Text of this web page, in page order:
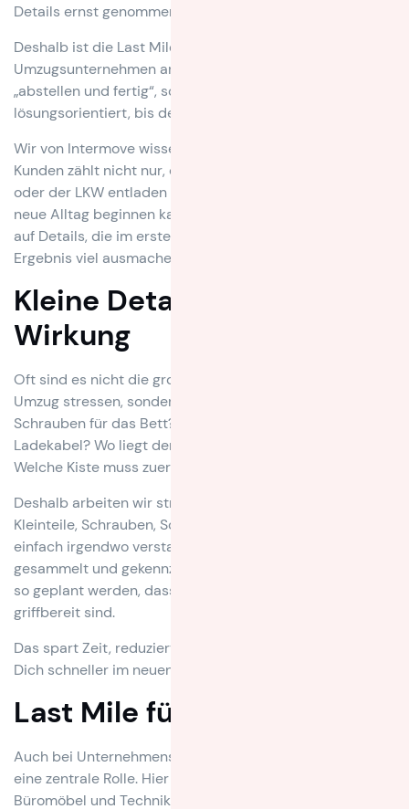
Details ernst genommen werden.
Deshalb ist die Last Mile eine Vertrauensfrage. Ein gutes
Umzugsunternehmen arbeitet nicht nach dem Prinzip
„abstellen und fertig“, sondern bleibt so lange
lösungsorientiert, bis der Umzug wirklich funktioniert.
Wir von Intermove wissen: Für unsere Kundinnen und
Kunden zählt nicht nur, dass der Container ankommt
oder der LKW entladen wird. Entscheidend ist, dass der
neue Alltag beginnen kann. Genau deshalb achten wir
auf Details, die im ersten Moment klein wirken, aber im
Ergebnis viel ausmachen.
Kleine Details mit großer
Wirkung
Oft sind es nicht die großen Themen, die nach dem
Umzug stressen, sondern die kleinen. Wo sind die
Schrauben für das Bett? In welchem Karton ist das
Ladekabel? Wo liegt der Schlüssel für den Schrank?
Welche Kiste muss zuerst geöffnet werden?
Deshalb arbeiten wir strukturiert und vorausschauend.
Kleinteile, Schrauben, Schlüssel oder Kabel werden nicht
einfach irgendwo verstaut, sondern systematisch
gesammelt und gekennzeichnet. Wichtige Kisten können
so geplant werden, dass sie direkt nach der Ankunft
griffbereit sind.
Das spart Zeit, reduziert Stress und sorgt dafür, dass Du
Dich schneller im neuen Zuhause zurechtfindest.
Last Mile für Unternehmen
Auch bei Unternehmensumzügen spielt die letzte Phase
eine zentrale Rolle. Hier geht es nicht nur darum,
Büromöbel und Technik zu transportieren. Entscheidend